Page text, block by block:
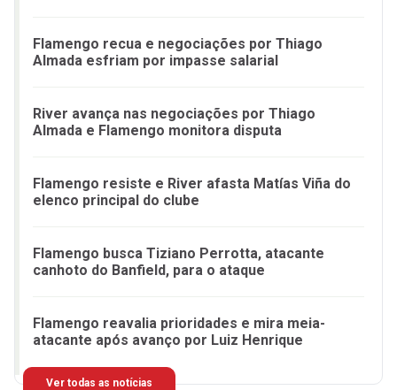
Flamengo recua e negociações por Thiago
Almada esfriam por impasse salarial
River avança nas negociações por Thiago
Almada e Flamengo monitora disputa
Flamengo resiste e River afasta Matías Viña do
elenco principal do clube
Flamengo busca Tiziano Perrotta, atacante
canhoto do Banfield, para o ataque
Flamengo reavalia prioridades e mira meia-
atacante após avanço por Luiz Henrique
Ver todas as notícias